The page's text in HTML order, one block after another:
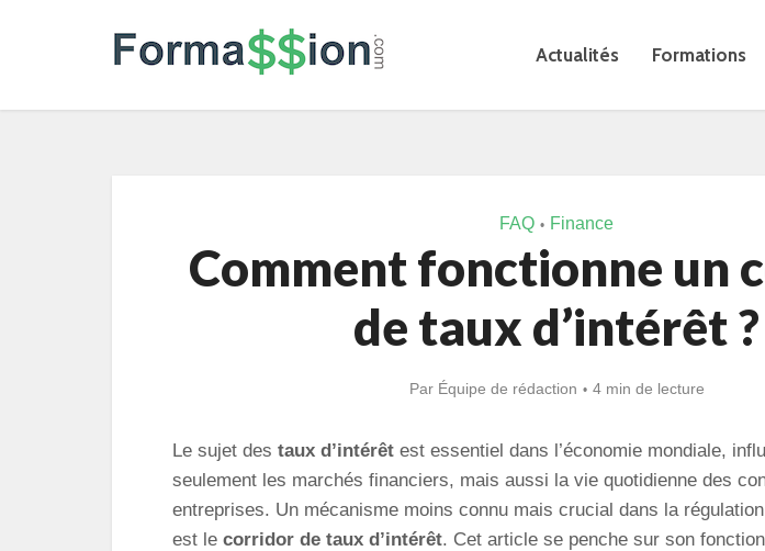
Actualités Formations
FAQ • Finance
Comment fonctionne un
de taux d’intérêt ?
Par Équipe de rédaction 4 min de lecture
Le sujet des taux d’intérêt est essentiel dans l’économie mondiale,
seulement les marchés financiers, mais aussi la vie quotidienne des
entreprises. Un mécanisme moins connu mais crucial dans la
est le corridor de taux d’intérêt. Cet article se penche sur son